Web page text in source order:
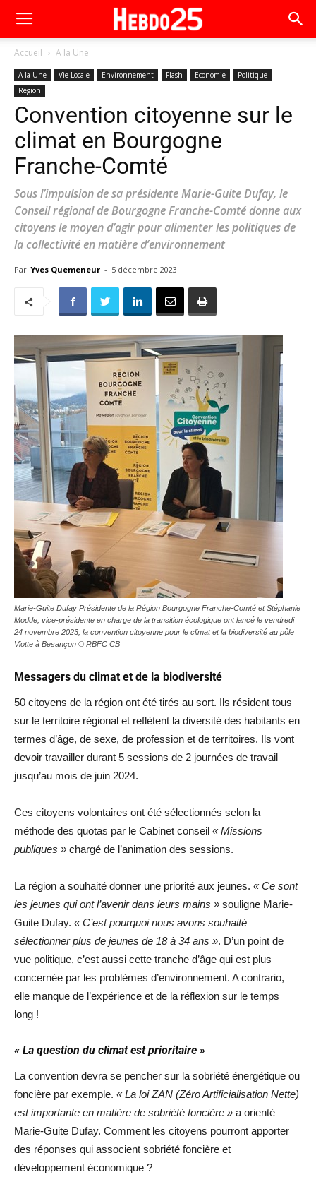
Accueil A la Une
A la Une Vie Locale Environnement Flash Economie
Politique
Région
Convention citoyenne sur le
climat en Bourgogne
Franche-Comté
Sous l’impulsion de sa présidente Marie-Guite Dufay, le
Conseil régional de Bourgogne Franche-Comté donne aux
citoyens le moyen d’agir pour alimenter les politiques de
la collectivité en matière d’environnement
Par Yves Quemeneur - 5 décembre 2023
Marie-Guite Dufay Présidente de la Région Bourgogne Franche-Comté et Stéphanie
Modde, vice-présidente en charge de la transition écologique ont lancé le vendredi
24 novembre 2023, la convention citoyenne pour le climat et la biodiversité au pôle
Viotte à Besançon © RBFC CB
Messagers du climat et de la biodiversité
50 citoyens de la région ont été tirés au sort. Ils résident tous
sur le territoire régional et reflètent la diversité des habitants en
termes d’âge, de sexe, de profession et de territoires. Ils vont
devoir travailler durant 5 sessions de 2 journées de travail
jusqu’au mois de juin 2024.
Ces citoyens volontaires ont été sélectionnés selon la
méthode des quotas par le Cabinet conseil « Missions
publiques » chargé de l’animation des sessions.
La région a souhaité donner une priorité aux jeunes. « Ce sont
les jeunes qui ont l’avenir dans leurs mains » souligne Marie-
Guite Dufay. « C’est pourquoi nous avons souhaité
sélectionner plus de jeunes de 18 à 34 ans ». D’un point de
vue politique, c’est aussi cette tranche d’âge qui est plus
concernée par les problèmes d’environnement. A contrario,
elle manque de l’expérience et de la réflexion sur le temps
long !
« La question du climat est prioritaire »
La convention devra se pencher sur la sobriété énergétique ou
foncière par exemple. « La loi ZAN (Zéro Artificialisation Nette)
est importante en matière de sobriété foncière » a orienté
Marie-Guite Dufay. Comment les citoyens pourront apporter
des réponses qui associent sobriété foncière et
développement économique ?